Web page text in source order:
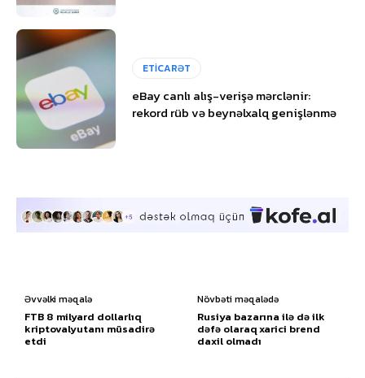
ETİCARƏT
eBay canlı alış-verişə mərclənir:
rekord rüb və beynəlxalq genişlənmə
Əvvəlki məqalə
FTB 8 milyard dollarlıq
kriptovalyutanı müsadirə
etdi
Növbəti məqalədə
Rusiya bazarına ilə də ilk
dəfə olaraq xarici brend
daxil olmadı